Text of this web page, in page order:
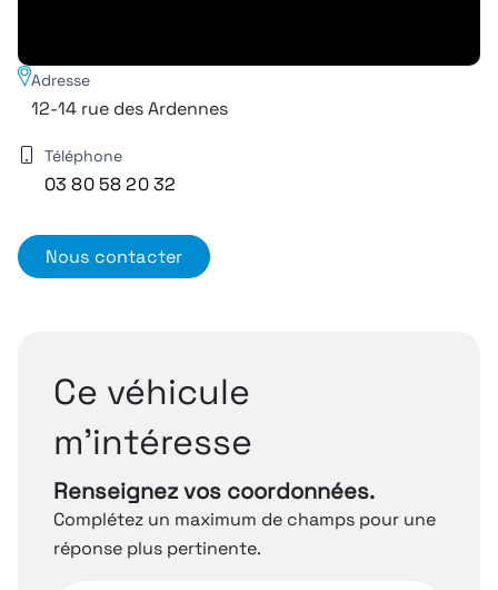
Adresse
12-14 rue des Ardennes
Téléphone
03 80 58 20 32
Nous contacter
Ce véhicule
m’intéresse
Renseignez vos coordonnées.
Complétez un maximum de champs pour une
réponse plus pertinente.